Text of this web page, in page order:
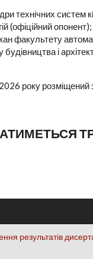
технічних систем
(офіційний опонент);
факультету
і
року розміщений
результатів